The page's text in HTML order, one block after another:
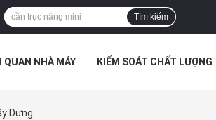
Tìm kiếm
QUAN NHÀ MÁY KIỂM SOÁT CHẤT LƯỢNG
Dựng